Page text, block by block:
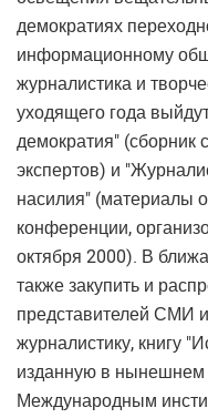
демократиях
информационному
журналистика и
уходящего года
демократия" (сборник
экспертов) и
насилия" (материалы
конференции,
октября 2000). В
также закупить и
представителей СМИ
журналистику, книгу
изданную в нынешнем
Международным